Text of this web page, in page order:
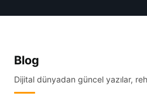
Blog
Dijital dünyadan güncel yazılar,